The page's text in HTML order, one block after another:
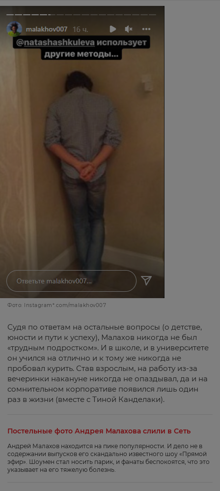
Фото: Instagram*.com/malakhov007
Судя по ответам на остальные вопросы (о детстве,
юности и пути к успеху), Малахов никогда не был
«трудным подростком». И в школе, и в университете
он учился на отлично и к тому же никогда не
пробовал курить. Став взрослым, на работу из-за
вечеринки накануне никогда не опаздывал, да и на
сомнительном корпоративе появился лишь один
раз в жизни (вместе с Тиной Канделаки).
Постельные фото Андрея Малахова слили в Сеть
Андрей Малахов находится на пике популярности. И дело не в
содержании выпусков его скандально известного шоу «Прямой
эфир». Шоумен стал носить парик, и фанаты беспокоятся, что это
указывает на его тяжелую болезнь.